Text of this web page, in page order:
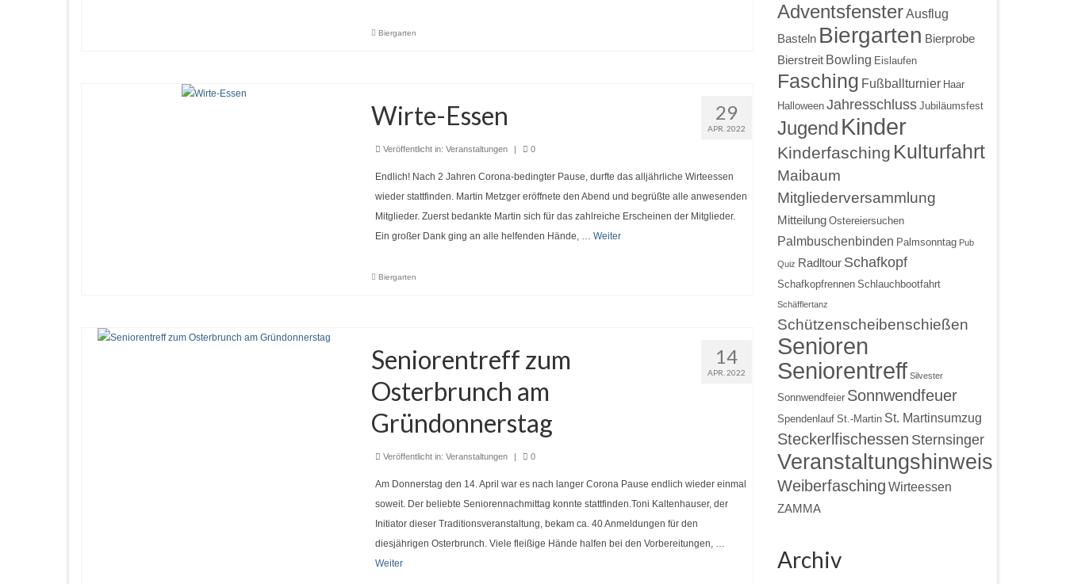
Biergarten
29
APR. 2022
Wirte-Essen
Veröffentlicht in: Veranstaltungen | 0
Endlich! Nach 2 Jahren Corona-bedingter Pause, durfte das alljährliche Wirteessen
wieder stattfinden. Martin Metzger eröffnete den Abend und begrüßte alle anwesenden
Mitglieder. Zuerst bedankte Martin sich für das zahlreiche Erscheinen der Mitglieder.
Ein großer Dank ging an alle helfenden Hände, … Weiter
Biergarten
14
APR. 2022
Seniorentreff zum
Osterbrunch am
Gründonnerstag
Veröffentlicht in: Veranstaltungen | 0
Am Donnerstag den 14. April war es nach langer Corona Pause endlich wieder einmal
soweit. Der beliebte Seniorennachmittag konnte stattfinden.Toni Kaltenhauser, der
Initiator dieser Traditionsveranstaltung, bekam ca. 40 Anmeldungen für den
diesjährigen Osterbrunch. Viele fleißige Hände halfen bei den Vorbereitungen, …
Weiter
AdventsfensterAusflug
Basteln Biergarten Bierprobe
Bierstreit Bowling Eislaufen
Fasching Fußballturnier Haar
Halloween Jahresschluss Jubiläumsfest
Jugend Kinder
Kinderfasching Kulturfahrt
Maibaum
Mitgliederversammlung
Mitteilung Ostereiersuchen
Palmbuschenbinden Palmsonntag Pub
Quiz Radltour Schafkopf
Schafkopfrennen Schlauchbootfahrt
Schäfflertanz
Schützenscheibenschießen
Senioren
Seniorentreff Silvester
Sonnwendfeier Sonnwendfeuer
Spendenlauf St.-Martin St. Martinsumzug
Steckerlfischessen Sternsinger
Veranstaltungshinweis
Weiberfasching Wirteessen
ZAMMA
Archiv